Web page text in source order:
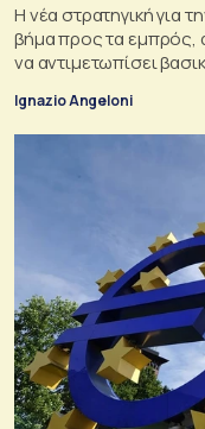
Η νέα στρατηγική για
βήμα προς τα εμπρός,
να αντιμετωπίσει
Ignazio Angeloni